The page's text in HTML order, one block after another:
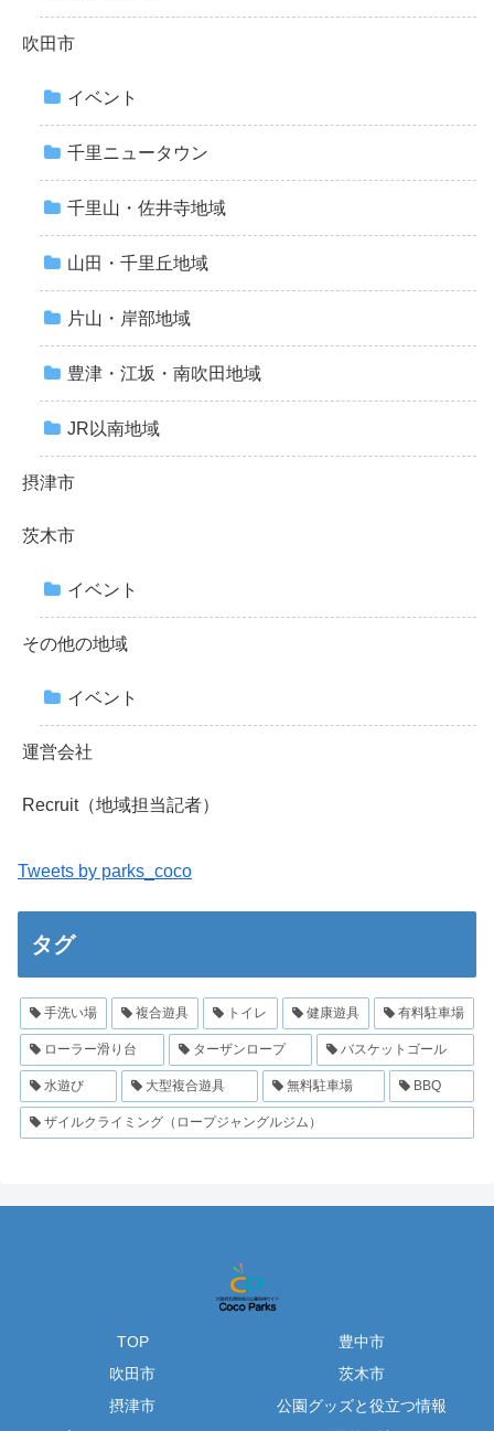
吹田市
イベント
千里ニュータウン
千里山・佐井寺地域
山田・千里丘地域
片山・岸部地域
豊津・江坂・南吹田地域
JR以南地域
摂津市
茨木市
イベント
その他の地域
イベント
運営会社
Recruit（地域担当記者）
Tweets by parks_coco
タグ
手洗い場 複合遊具 トイレ 健康遊具 有料駐車場
ローラー滑り台 ターザンロープ バスケットゴール
水遊び 大型複合遊具 無料駐車場 BBQ
ザイルクライミング（ロープジャングルジム）
TOP
豊中市
吹田市
茨木市
摂津市
公園グッズと役立つ情報